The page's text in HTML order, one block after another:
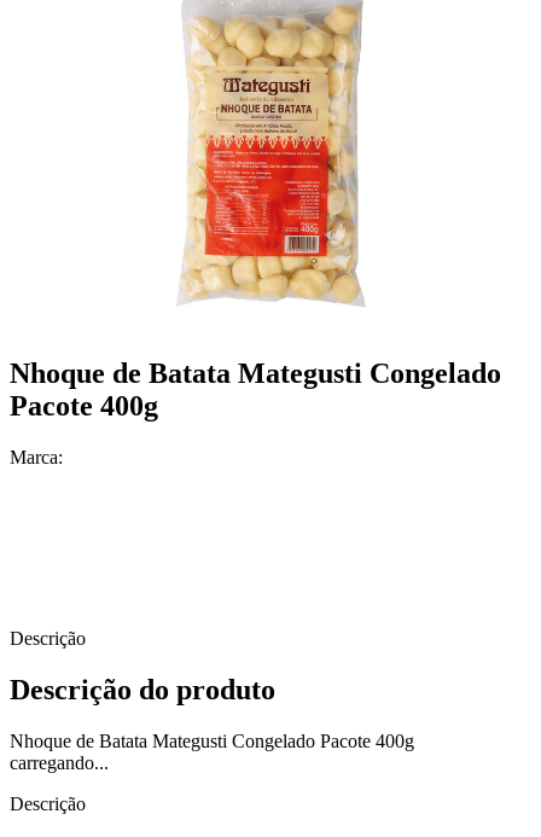
Nhoque de Batata Mategusti Congelado
Pacote 400g
Marca:
Descrição
Descrição do produto
Nhoque de Batata Mategusti Congelado Pacote 400g
carregando...
Descrição